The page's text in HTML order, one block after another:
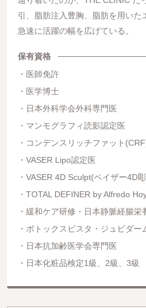
引、脂肪注入豊胸、脂肪を用いた
急速に活躍の幅を広げている。
保有資格
医師免許
医学博士
日本外科学会外科専門医
マンモグラフィ読影認定医
コンデンスリッチファット
VASER Lipo認定医
VASER 4D Sculpt(ベイザー4D
TOTAL DEFINER by Alfredo
緩和ケア研修・日本静脈経腸栄
ボトックスビスタ・ジュビダー
日本抗加齢医学会専門医
日本化粧品検定1級、2級、3級